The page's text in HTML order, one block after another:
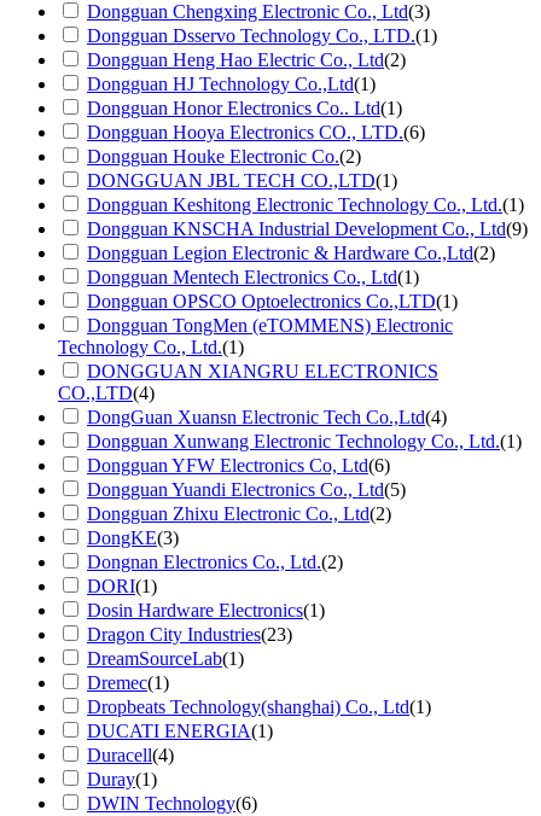
Dongguan Chengxing Electronic Co., Ltd(3)
Dongguan Dsservo Technology Co., LTD.(1)
Dongguan Heng Hao Electric Co., Ltd(2)
Dongguan HJ Technology Co.,Ltd(1)
Dongguan Honor Electronics Co.. Ltd(1)
Dongguan Hooya Electronics CO., LTD.(6)
Dongguan Houke Electronic Co.(2)
DONGGUAN JBL TECH CO.,LTD(1)
Dongguan Keshitong Electronic Technology Co., Ltd.(1)
Dongguan KNSCHA Industrial Development Co., Ltd(9)
Dongguan Legion Electronic & Hardware Co.,Ltd(2)
Dongguan Mentech Electronics Co., Ltd(1)
Dongguan OPSCO Optoelectronics Co.,LTD(1)
Dongguan TongMen (eTOMMENS) Electronic
Technology Co., Ltd.(1)
DONGGUAN XIANGRU ELECTRONICS
CO.,LTD(4)
DongGuan Xuansn Electronic Tech Co.,Ltd(4)
Dongguan Xunwang Electronic Technology Co., Ltd.(1)
Dongguan YFW Electronics Co, Ltd(6)
Dongguan Yuandi Electronics Co., Ltd(5)
Dongguan Zhixu Electronic Co., Ltd(2)
DongKE(3)
Dongnan Electronics Co., Ltd.(2)
DORI(1)
Dosin Hardware Electronics(1)
Dragon City Industries(23)
DreamSourceLab(1)
Dremec(1)
Dropbeats Technology(shanghai) Co., Ltd(1)
DUCATI ENERGIA(1)
Duracell(4)
Duray(1)
DWIN Technology(6)